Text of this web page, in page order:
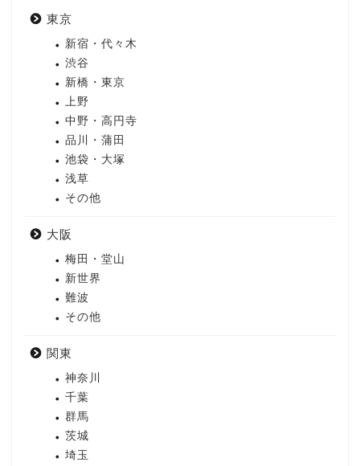
東京
新宿・代々木
渋谷
新橋・東京
上野
中野・高円寺
品川・蒲田
池袋・大塚
浅草
その他
大阪
梅田・堂山
新世界
難波
その他
関東
神奈川
千葉
群馬
茨城
埼玉